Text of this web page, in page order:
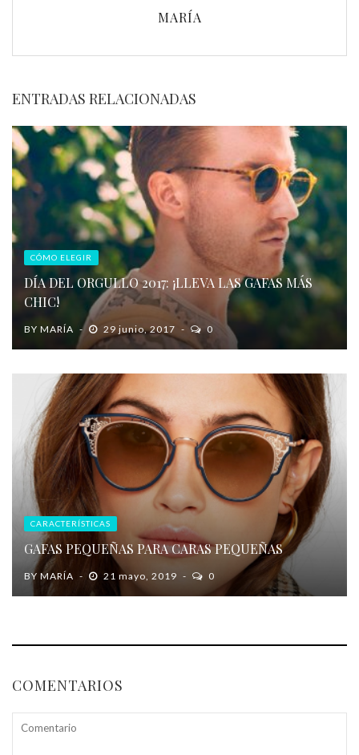
MARÍA
ENTRADAS RELACIONADAS
CÓMO ELEGIR
DÍA DEL ORGULLO 2017: ¡LLEVA LAS GAFAS MÁS
CHIC!
BY MARÍA 29 junio, 2017 0
CARACTERÍSTICAS
GAFAS PEQUEÑAS PARA CARAS PEQUEÑAS
BY MARÍA 21 mayo, 2019 0
COMENTARIOS